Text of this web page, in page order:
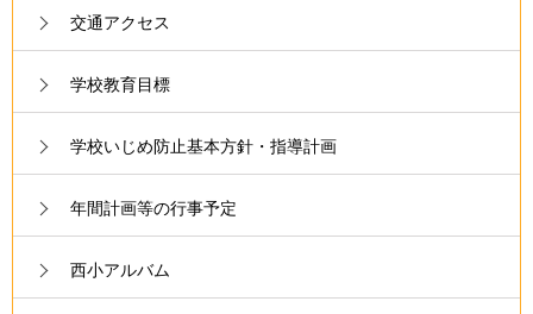
交通アクセス
学校教育目標
学校いじめ防止基本方針・指導計画
年間計画等の行事予定
西小アルバム